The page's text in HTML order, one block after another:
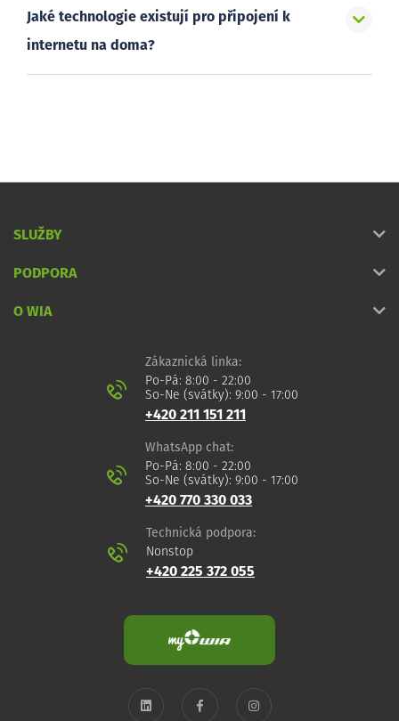
Jaké technologie existují pro připojení k
internetu na doma?
SLUŽBY
PODPORA
O WIA
Zákaznická linka:
Po-Pá: 8:00 - 22:00
So-Ne (svátky): 9:00 - 17:00
+420 211 151 211
WhatsApp chat:
Po-Pá: 8:00 - 22:00
So-Ne (svátky): 9:00 - 17:00
+420 770 330 033
Technická podpora:
Nonstop
+420 225 372 055